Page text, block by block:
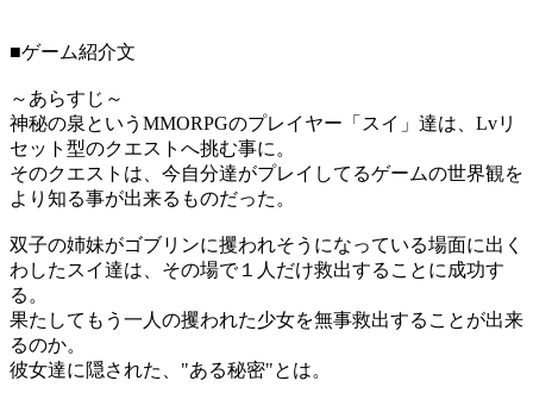
■ゲーム紹介文
～あらすじ～
神秘の泉というMMORPGのプレイヤー「スイ」達は、Lvリ
セット型のクエストへ挑む事に。
そのクエストは、今自分達がプレイしてるゲームの世界観を
より知る事が出来るものだった。
双子の姉妹がゴブリンに攫われそうになっている場面に出く
わしたスイ達は、その場で１人だけ救出することに成功す
る。
果たしてもう一人の攫われた少女を無事救出することが出来
るのか。
彼女達に隠された、"ある秘密"とは。